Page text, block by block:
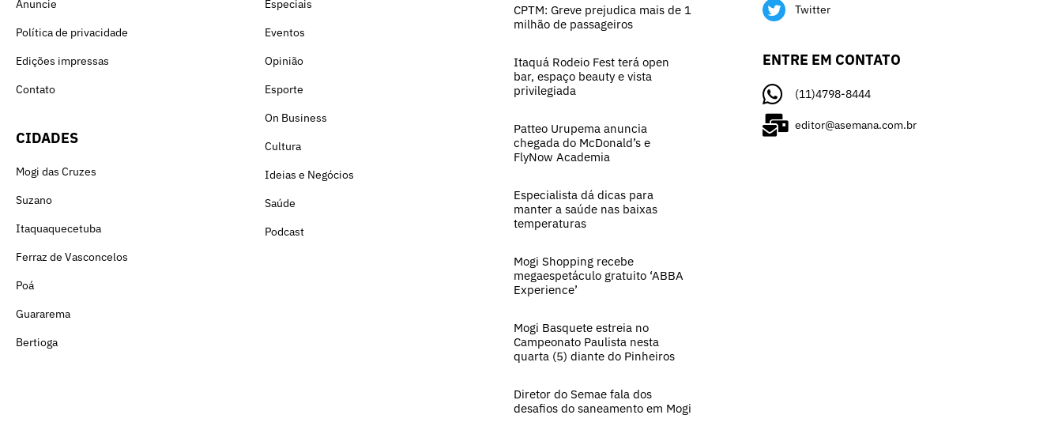
Anuncie
Política de privacidade
Edições impressas
Contato
CIDADES
Mogi das Cruzes
Suzano
Itaquaquecetuba
Ferraz de Vasconcelos
Poá
Guararema
Bertioga
Especiais
Eventos
Opinião
Esporte
On Business
Cultura
Ideias e Negócios
Saúde
Podcast
CPTM: Greve prejudica mais de 1
milhão de passageiros
Itaquá Rodeio Fest terá open
bar, espaço beauty e vista
privilegiada
Patteo Urupema anuncia
chegada do McDonald’s e
FlyNow Academia
Especialista dá dicas para
manter a saúde nas baixas
temperaturas
Mogi Shopping recebe
megaespetáculo gratuito ‘ABBA
Experience’
Mogi Basquete estreia no
Campeonato Paulista nesta
quarta (5) diante do Pinheiros
Diretor do Semae fala dos
desafios do saneamento em Mogi
Twitter
ENTRE EM CONTATO
(11)4798-8444
editor@asemana.com.br